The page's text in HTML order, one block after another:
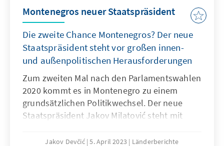
Montenegros neuer Staatspräsident
Die zweite Chance Montenegros? Der neue
Staatspräsident steht vor großen innen-
und außenpolitischen Herausforderungen
Zum zweiten Mal nach den Parlamentswahlen
2020 kommt es in Montenegro zu einem
grundsätzlichen Politikwechsel. Der neue
Staatspräsident Jakov Milatović steht mit
Herausforderungen. Die Erwartungen im In-
Jakov Devčić 5. April 2023 Länderberichte